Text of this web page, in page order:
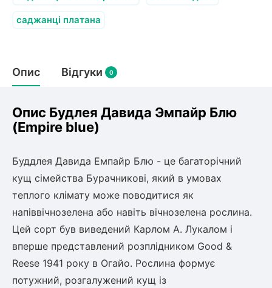
Оливкове Дерево
Мирт
Мушмула
Інжирний персик
Нектарин
Алича
Айва
Хурма
Шовковиця
Смородина
Актинідія
Ірга
Ківі
Тамарикс
Пієріс Японський
Бересклет
Вейгела
Пухироплідник
Спірея
Азалія
Штамбові троянди
Бузок
Жасмин (Чубушник)
Будлея
Лавровишня
Сітка затіняюча
Рубальні машини
Картоплесаджалки
Картоплекопалки
Роторні косарки
Навантажувачі
саджанці платана
Опис Відгуки 0
Опис Будлея Давида Эмпайр Блю
(Empire blue)
Буддлея Давида Емпайр Блю - це багаторічний
кущ сімейства Бурачникові, який в умовах
теплого клімату може поводитися як
напіввічнозелена або навіть вічнозелена рослина.
Цей сорт був виведений Карлом А. Лукалом і
вперше представлений розплідником Good &
Reese 1941 року в Огайо. Рослина формує
потужний, розгалужений кущ із